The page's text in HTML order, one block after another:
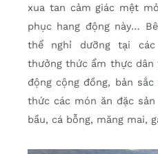
xua tan cảm giác mệt
phục hang động này…
thể nghỉ dưỡng tại
thưởng thức ẩm thực
động cộng đồng, bản
thức các món ăn đặc
bầu, cá bỗng, măng mai,